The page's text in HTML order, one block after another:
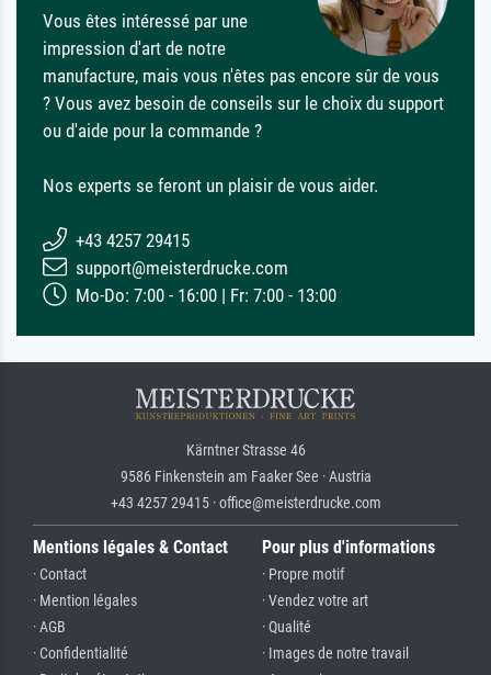
Vous êtes intéressé par une
impression d'art de notre
manufacture, mais vous n'êtes pas encore sûr de vous
? Vous avez besoin de conseils sur le choix du support
ou d'aide pour la commande ?
Nos experts se feront un plaisir de vous aider.
+43 4257 29415
support@meisterdrucke.com
Mo-Do: 7:00 - 16:00 | Fr: 7:00 - 13:00
Kärntner Strasse 46
9586 Finkenstein am Faaker See · Austria
+43 4257 29415 · office@meisterdrucke.com
Mentions légales & Contact
· Contact
· Mention légales
· AGB
· Confidentialité
Pour plus d'informations
· Propre motif
· Vendez votre art
· Qualité
· Images de notre travail